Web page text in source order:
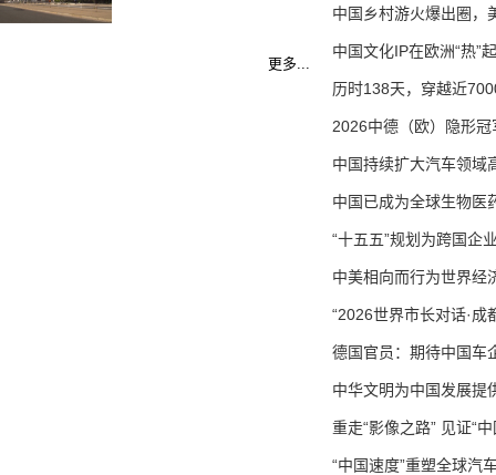
更多...
中国乡村游火爆出圈，
中国文化IP在欧洲“热”
历时138天，穿越近
2026中德（欧）隐形
中国持续扩大汽车领
中国已成为全球生物
“十五五”规划为跨国企
中美相向而行为世界
“2026世界市长对话·
德国官员：期待中国车
中华文明为中国发展提
重走“影像之路” 见证“
“中国速度”重塑全球